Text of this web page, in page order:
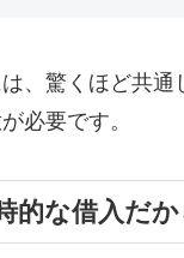
、驚くほど共
必要です。
的な借入だ